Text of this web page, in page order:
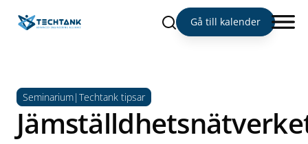
Sök Gå till kalender
Seminarium|Techtank tipsar